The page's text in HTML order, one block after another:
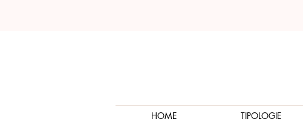
HOME TIPOLOGIE